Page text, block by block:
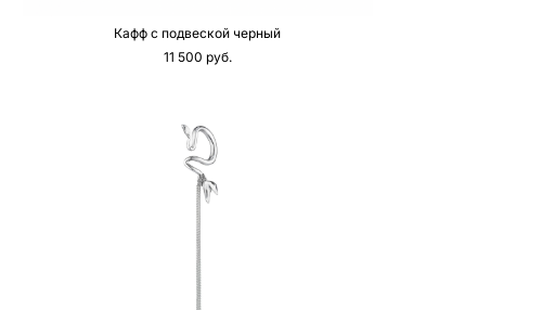
Кафф с подвеской черный
11 500 pуб.